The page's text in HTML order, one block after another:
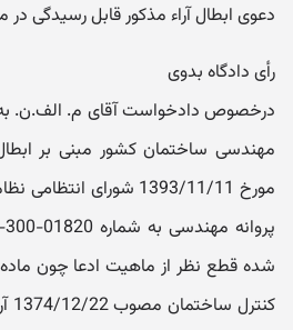
دعوی ابطال آراء مذکور قابل رسیدگی
رأی دادگاه بدوی
درخصوص دادخواست آقای م. الف.ن.
مورخ 1393/11/11 شورای